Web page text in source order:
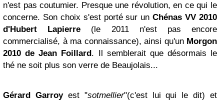
n'est pas coutumier. Presque une révolution, en ce qui le
concerne. Son choix s'est porté sur unChénas VV 2010
d'Hubert Lapierre (le 2011 n'est pas encore
commercialisé, à ma connaissance), ainsi qu'un Morgon
2010 de Jean Foillard. Il semblerait que désormais le
thé ne soit plus son verre de Beaujolais...
Gérard Garroyest "sotmellier"(c'est lui qui le dit) et